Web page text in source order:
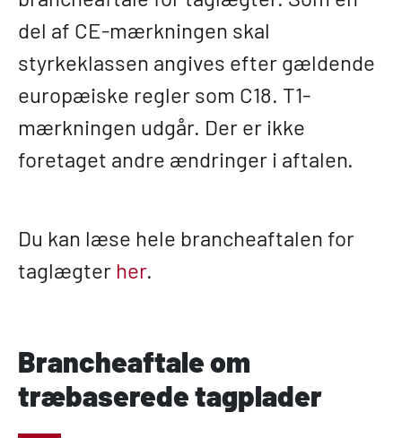
del af CE-mærkningen skal
styrkeklassen angives efter gældende
europæiske regler som C18. T1-
mærkningen udgår. Der er ikke
foretaget andre ændringer i aftalen.
Du kan læse hele brancheaftalen for
taglægter her.
Brancheaftale om
træbaserede tagplader